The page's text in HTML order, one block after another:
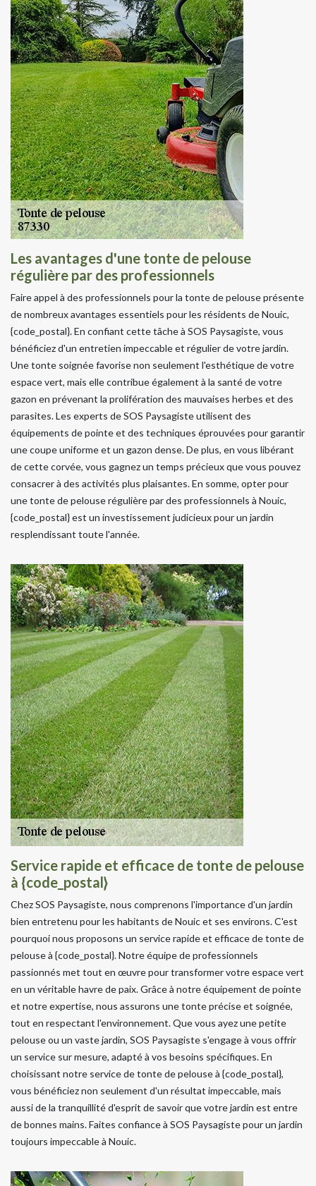
Les avantages d'une tonte de pelouse
régulière par des professionnels
Faire appel à des professionnels pour la tonte de pelouse présente
de nombreux avantages essentiels pour les résidents de Nouic,
{code_postal}. En confiant cette tâche à SOS Paysagiste, vous
bénéficiez d'un entretien impeccable et régulier de votre jardin.
Une tonte soignée favorise non seulement l'esthétique de votre
espace vert, mais elle contribue également à la santé de votre
gazon en prévenant la prolifération des mauvaises herbes et des
parasites. Les experts de SOS Paysagiste utilisent des
équipements de pointe et des techniques éprouvées pour garantir
une coupe uniforme et un gazon dense. De plus, en vous libérant
de cette corvée, vous gagnez un temps précieux que vous pouvez
consacrer à des activités plus plaisantes. En somme, opter pour
une tonte de pelouse régulière par des professionnels à Nouic,
{code_postal} est un investissement judicieux pour un jardin
resplendissant toute l'année.
Service rapide et efficace de tonte de pelouse
à {code_postal}
Chez SOS Paysagiste, nous comprenons l'importance d'un jardin
bien entretenu pour les habitants de Nouic et ses environs. C'est
pourquoi nous proposons un service rapide et efficace de tonte de
pelouse à {code_postal}. Notre équipe de professionnels
passionnés met tout en œuvre pour transformer votre espace vert
en un véritable havre de paix. Grâce à notre équipement de pointe
et notre expertise, nous assurons une tonte précise et soignée,
tout en respectant l'environnement. Que vous ayez une petite
pelouse ou un vaste jardin, SOS Paysagiste s'engage à vous offrir
un service sur mesure, adapté à vos besoins spécifiques. En
choisissant notre service de tonte de pelouse à {code_postal},
vous bénéficiez non seulement d'un résultat impeccable, mais
aussi de la tranquillité d'esprit de savoir que votre jardin est entre
de bonnes mains. Faites confiance à SOS Paysagiste pour un jardin
toujours impeccable à Nouic.